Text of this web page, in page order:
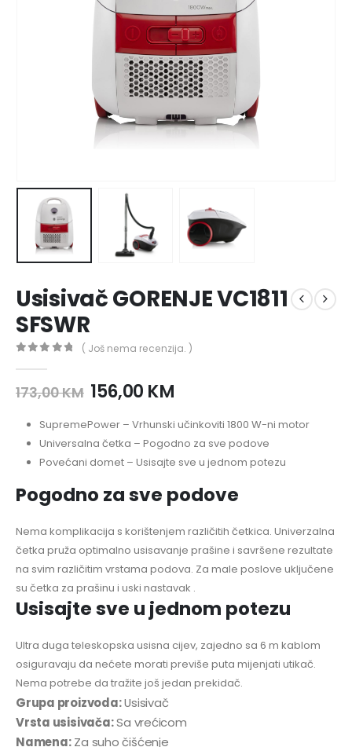
Usisivač GORENJE VC1811
SFSWR
( Još nema recenzija. )
173,00KM 156,00 KM
SupremePower – Vrhunski učinkoviti 1800 W-ni motor
Universalna četka – Pogodno za sve podove
Povećani domet – Usisajte sve u jednom potezu
Pogodno za sve podove
Nema komplikacija s korištenjem različitih četkica. Univerzalna
četka pruža optimalno usisavanje prašine i savršene rezultate
na svim različitim vrstama podova. Za male poslove uključene
su četka za prašinu i uski nastavak .
Usisajte sve u jednom potezu
Ultra duga teleskopska usisna cijev, zajedno sa 6 m kablom
osiguravaju da nećete morati previše puta mijenjati utikač.
Nema potrebe da tražite još jedan prekidač.
Grupa proizvoda:Usisivač
Vrsta usisivača:Sa vrećicom
Namena:Za suho čišćenje